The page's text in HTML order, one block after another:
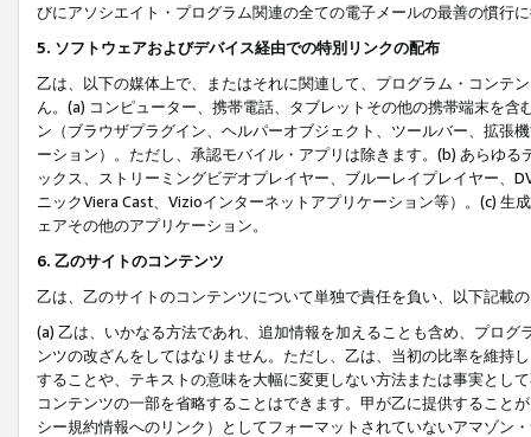
びにアソシエイト・プログラム関連の全ての電子メールの最善の慣行
5. ソフトウェアおよびデバイス経由での特別リンクの配布
乙は、以下の媒体上で、またはそれに関連して、プログラム・コンテ
ん。(a) コンピューター、携帯電話、タブレットその他の携帯端末を
ン（ブラウザプラグイン、ヘルパーオブジェクト、ツールバー、拡張
ーション）。ただし、承認モバイル・アプリは除きます。(b) あらゆ
ックス、ストリーミングビデオプレイヤー、ブルーレイプレイヤー、
ニックViera Cast、Vizioインターネットアプリケーション等）。(c)
ェアその他のアプリケーション。
6. 乙のサイトのコンテンツ
乙は、乙のサイトのコンテンツについて単独で責任を負い、以下記載
(a) 乙は、いかなる方法であれ、追加情報を加えることも含め、プロ
ンツの改ざんをしてはなりません。ただし、乙は、当初の比率を維持
することや、テキストの意味を大幅に変更しない方法または事実とし
コンテンツの一部を省略することはできます。甲が乙に提供すること
シー規約情報へのリンク）としてフォーマットされていないアマゾン